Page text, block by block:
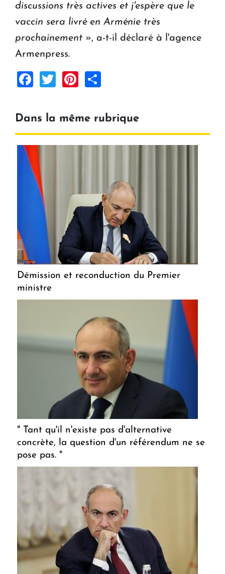
discussions très actives et j'espère que le
vaccin sera livré en Arménie très
prochainement », a-t-il déclaré à l'agence
Armenpress.
Facebook
TwitterPinterest
Dans la même rubrique
Démission et reconduction du Premier
ministre
" Tant qu'il n'existe pas d'alternative
concrète, la question d'un référendum ne se
pose pas. "